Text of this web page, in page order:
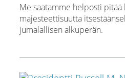
Me saatamme helposti pitää
majesteettisuutta
jumalallisen alkuperän.